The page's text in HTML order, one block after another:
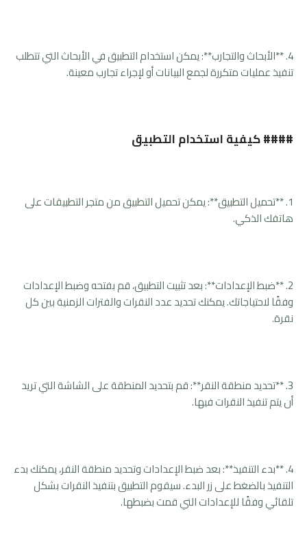
4. **الأبحاث والتجارب**: يمكن استخدام التطبيق في الأبحاث التي تتطلب
تنفيذ عمليات متكررة لجمع البيانات أو لإجراء تجارب معينة.
#### كيفية استخدام التطبيق
1. **تحميل التطبيق**: يمكن تحميل التطبيق من متجر التطبيقات على
هاتفك الذكي.
2. **ضبط الإعدادات**: بعد تثبيت التطبيق، قم بفتحه وضبط الإعدادات
وفقًا لاحتياجاتك. يمكنك تحديد عدد النقرات والفترات الزمنية بين كل
نقرة.
3. **تحديد منطقة النقر**: قم بتحديد المنطقة على الشاشة التي تريد
أن يتم تنفيذ النقرات فيها.
4. **بدء التنفيذ**: بعد ضبط الإعدادات وتحديد منطقة النقر، يمكنك بدء
التنفيذ بالضغط على زر البدء. سيقوم التطبيق بتنفيذ النقرات بشكل
تلقائي وفقًا للإعدادات التي قمت بضبطها.